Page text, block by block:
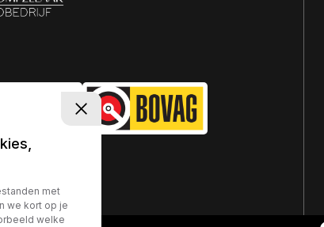
met
we kort op je
welke